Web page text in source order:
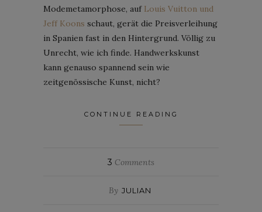
Modemetamorphose, auf Louis Vuitton und
Jeff Koons schaut, gerät die Preisverleihung
in Spanien fast in den Hintergrund. Völlig zu
Unrecht, wie ich finde. Handwerkskunst
kann genauso spannend sein wie
zeitgenössische Kunst, nicht?
CONTINUE READING
3 Comments
By JULIAN